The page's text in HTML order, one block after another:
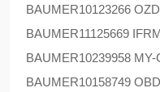
BAUMER10123266
BAUMER11125669
BAUMER10239958
BAUMER10158749